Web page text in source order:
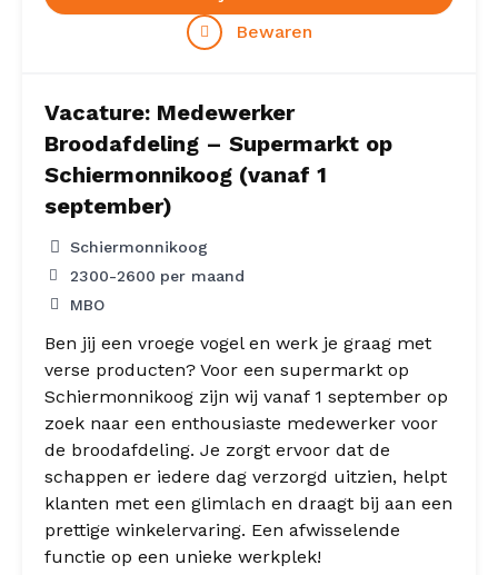
Bewaren
Vacature: Medewerker
Broodafdeling – Supermarkt op
Schiermonnikoog (vanaf 1
september)
Schiermonnikoog
2300-2600 per maand
MBO
Ben jij een vroege vogel en werk je graag met
verse producten? Voor een supermarkt op
Schiermonnikoog zijn wij vanaf 1 september op
zoek naar een enthousiaste medewerker voor
de broodafdeling. Je zorgt ervoor dat de
schappen er iedere dag verzorgd uitzien, helpt
klanten met een glimlach en draagt bij aan een
prettige winkelervaring. Een afwisselende
functie op een unieke werkplek!